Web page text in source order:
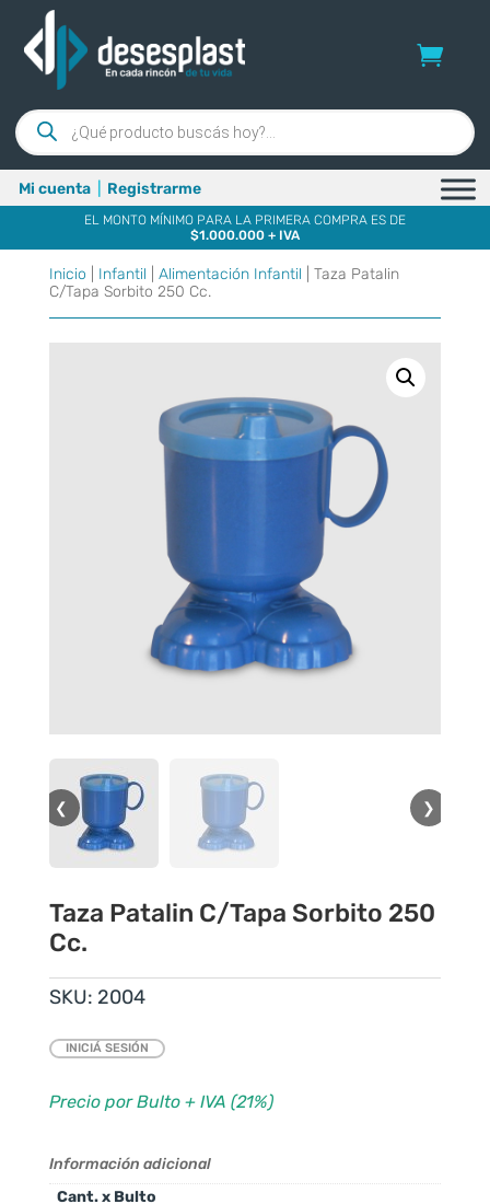
Búsqueda
de
productos
Mi cuenta Registrarme
EL MONTO MÍNIMO PARA LA PRIMERA COMPRA ES DE
$1.000.000 + IVA
Inicio Infantil Alimentación Infantil | Taza Patalin
C/Tapa Sorbito 250 Cc.
❮ ❯
Taza Patalin C/Tapa Sorbito 250
Cc.
SKU: 2004
INICIÁ SESIÓN
Precio por Bulto + IVA (21%)
Información adicional
Cant. x Bulto